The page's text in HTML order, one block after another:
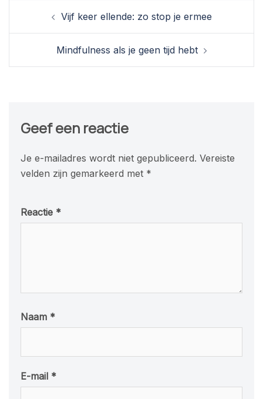
BerichtnavigatieVijf keer ellende: zo stop je ermee
Mindfulness als je geen tijd hebt
Geef een reactie
Je e-mailadres wordt niet gepubliceerd. Vereiste
velden zijn gemarkeerd met *
Reactie *
Naam *
E-mail *